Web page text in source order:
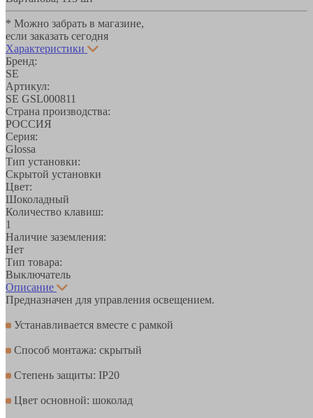
* Можно забрать в магазине,
если заказать сегодня
Характеристики
Бренд:
SE
Артикул:
SE GSL000811
Страна производства:
РОССИЯ
Серия:
Glossa
Тип установки:
Скрытой установки
Цвет:
Шоколадный
Количество клавиш:
1
Наличие заземления:
Нет
Тип товара:
Выключатель
Описание
Предназначен для управления освещением.
Устанавливается вместе с рамкой
Способ монтажа: скрытый
Степень защиты: IP20
Цвет основной: шоколад